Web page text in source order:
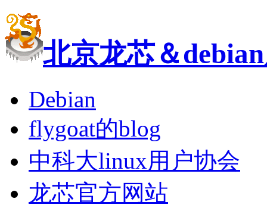
北京龙芯＆
Debian
flygoat的blog
中科大linux用户协会
龙芯官方网站